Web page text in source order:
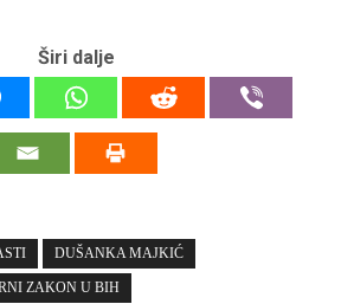
Širi dalje
DUŠANKA MAJKIĆ
ZAKON U BIH